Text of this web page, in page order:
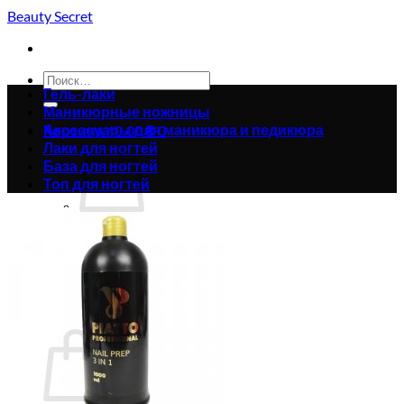
Skip
content
Beauty Secret
Искать:
Корзина /0.00₴0
Корзина пуста.
Вернуться в магазин
Корзина
Гель-лаки
Маникюрные ножницы
Аксессуары для маникюра и педикюра
Лаки для ногтей
База для ногтей
Топ для ногтей